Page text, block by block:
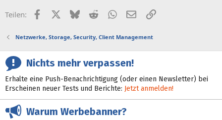
Teilen: FacebookX (Twitter)
BlueskyRedditWhatsApp
E-MailLink
Netzwerke, Storage, Security, Client Management
Nichts mehr verpassen!
Erhalte eine Push-Benachrichtigung (oder einen Newsletter) bei
Erscheinen neuer Tests und Berichte: Jetzt anmelden!
Warum Werbebanner?